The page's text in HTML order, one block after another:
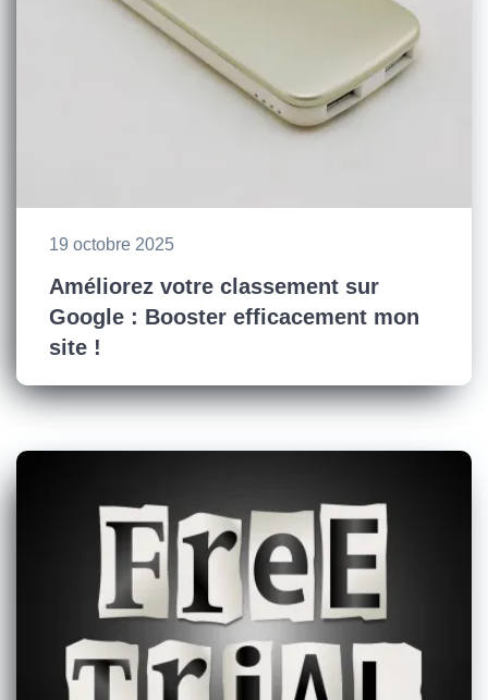
19 octobre 2025
Améliorez votre classement sur
Google : Booster efficacement mon
site !